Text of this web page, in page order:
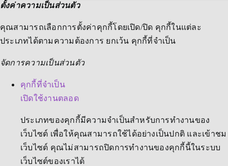
ตั้งค่าความเป็นส่วนตัว
คุณสามารถเลือกการตั้งค่าคุกกี้โดยเปิด/ปิด คุกกี้ในแต่ละ
ประเภทได้ตามความต้องการ ยกเว้น คุกกี้ที่จำเป็น
จัดการความเป็นส่วนตัว
คุกกี้ที่จำเป็น
เปิดใช้งานตลอด
ประเภทของคุกกี้มีความจำเป็นสำหรับการทำงานของ
เว็บไซต์ เพื่อให้คุณสามารถใช้ได้อย่างเป็นปกติ และเข้าชม
เว็บไซต์ คุณไม่สามารถปิดการทำงานของคุกกี้นี้ในระบบ
เว็บไซต์ของเราได้